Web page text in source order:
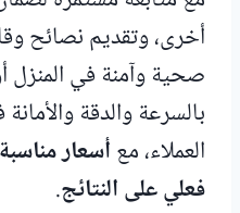
أخرى، وتقديم نصائح
صحية وآمنة في المنزل
بالسرعة والدقة
العملاء، معأسعار
فعلي على النتائج.